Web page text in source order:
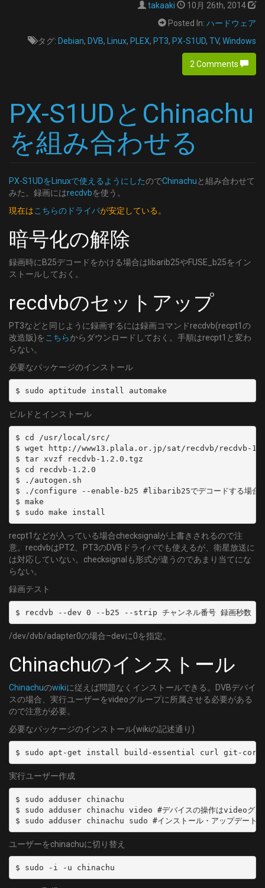
  channel: CS20
  type: CS
  channel: CS24
takaaki
10月 26th, 2014
Posted In: ハードウェア
タグ: Debian, DVB, Linux, PLEX, PT3, PX-S1UD, TV, Windows
2 Comments
PX-S1UDとChinachu
を組み合わせる
PX-S1UDをLinuxで使えるようにしたのでChinachuと組み合わせて
みた。録画にはrecdvbを使う。
現在はこちらのドライバが安定している。
暗号化の解除
録画時にB25デコードをかける場合はlibarib25やFUSE_b25をイン
ストールしておく。
recdvbのセットアップ
PT3などと同じように録画するには録画コマンドrecdvb(recpt1の
改造版)をこちらからダウンロードしておく。手順はrecpt1と変わ
らない。
必要なパッケージのインストール
$ sudo aptitude install automake
ビルドとインストール
$ cd /usr/local/src/
$ wget http://www13.plala.or.jp/sat/recdvb/recdvb-
$ tar xvzf recdvb-1.2.0.tgz
$ cd recdvb-1.2.0
$ ./autogen.sh
$ ./configure --enable-b25 #libarib25でデコードする場合
$ make
$ sudo make install
recpt1などが入っている場合checksignalが上書きされるので注
意。recdvbはPT2、PT3のDVBドライバでも使えるが、衛星放送に
は対応していない。checksignalも形式が違うのであまり当てにな
らない。
録画テスト
$ recdvb --dev 0 --b25 --strip チャンネル番号 録画秒数 録
/dev/dvb/adapter0の場合–devに0を指定。
Chinachuのインストール
Chinachuのwikiに従えば問題なくインストールできる。DVBデバイ
スの場合、実行ユーザーをvideoグループに所属させる必要がある
ので注意が必要。
必要なパッケージのインストール(wikiの記述通り)
$ sudo apt-get install build-essential curl git-core
実行ユーザー作成
$ sudo adduser chinachu
$ sudo adduser chinachu video #デバイスの操作はvideoグルー
$ sudo adduser chinachu sudo #インストール・アップデートの
ユーザーをchinachuに切り替え
$ sudo -i -u chinachu